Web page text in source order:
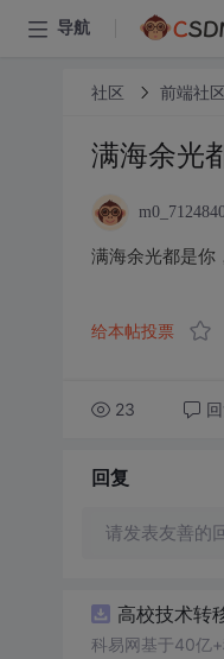
导航
社区 前端社区
满海余光
满海余光都是你
给本帖投票
23
回复
请发表友善的
高校技术转
科易网基于40亿